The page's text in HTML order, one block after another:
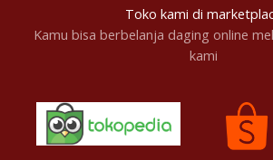
Toko kami di
Kamu bisa berbelanja daging online
kami